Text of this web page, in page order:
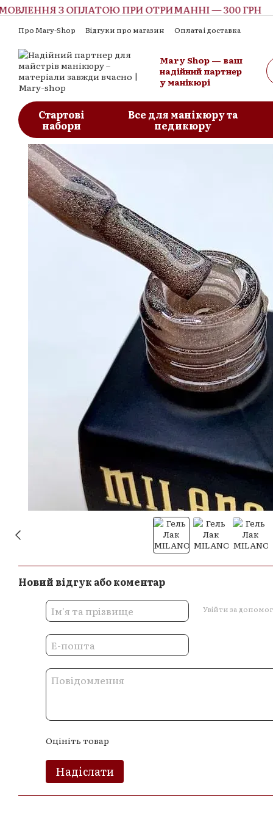
Перейти до основного контенту
З ОПЛАТОЮ ПРИ ОТРИМАННІ — 300 ГРН
Про Mary-Shop Відгуки про магазин
Оплата і доставка
Mary Shop — ваш
надійний партнер
у манікюрі
Стартові
набори
Все для манікюру та
педикюру
Новий відгук або коментар
Увійти за
Оцініть товар
Надіслати